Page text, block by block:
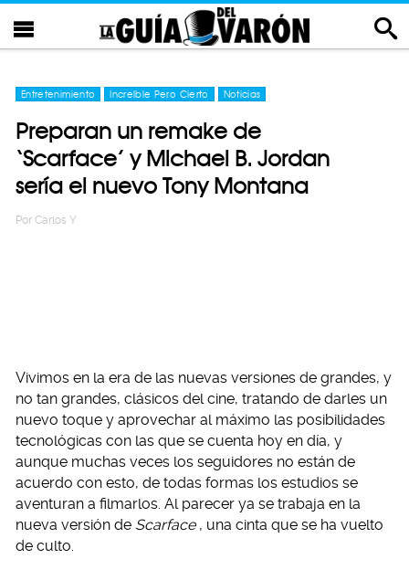
Entretenimiento Increíble Pero Cierto Noticias
Preparan un remake de
‘Scarface’ y Michael B. Jordan
sería el nuevo Tony Montana
Por Carlos Y
Vivimos en la era de las nuevas versiones de grandes, y
no tan grandes, clásicos del cine, tratando de darles un
nuevo toque y aprovechar al máximo las posibilidades
tecnológicas con las que se cuenta hoy en día, y
aunque muchas veces los seguidores no están de
acuerdo con esto, de todas formas los estudios se
aventuran a filmarlos. Al parecer ya se trabaja en la
nueva versión de Scarface , una cinta que se ha vuelto
de culto.